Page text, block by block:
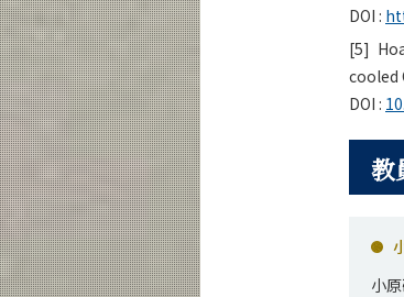
DOI :
[5]
cooled
DOI :
教
小